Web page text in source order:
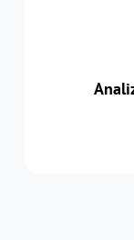
ocupan
el